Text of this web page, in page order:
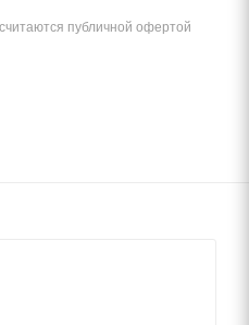
публичной офертой